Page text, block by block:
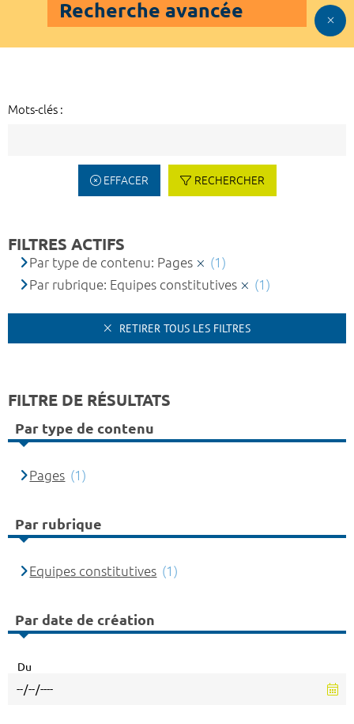
Recherche avancée
Mots-clés :
EFFACER RECHERCHER
FILTRES ACTIFS
Par type de contenu: Pages
(1)
Par rubrique: Equipes constitutives
(1)
RETIRER TOUS LES FILTRES
FILTRE DE RÉSULTATS
Par type de contenu
Pages (1)
Par rubrique
Equipes constitutives (1)
Par date de création
Du